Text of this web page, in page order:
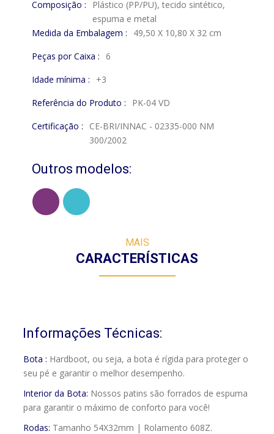
Composição :
Plástico (PP/PU), tecido sintético,
espuma e metal
Medida da Embalagem :
49,50 X 10,80 X 32 cm
Peças por Caixa :
6
Idade mínima :
+3
Referência do Produto :
PK-04 VD
Certificação :
CE-BRI/INNAC - 02335-000 NM
300/2002
Outros modelos:
MAIS
CARACTERÍSTICAS
Informações Técnicas:
Bota : Hardboot, ou seja, a bota é rígida para proteger o
seu pé e garantir o melhor desempenho.
Interior da Bota: Nossos patins são forrados de espuma
para garantir o máximo de conforto para você!
Rodas: Tamanho 54X32mm | Rolamento 608Z.